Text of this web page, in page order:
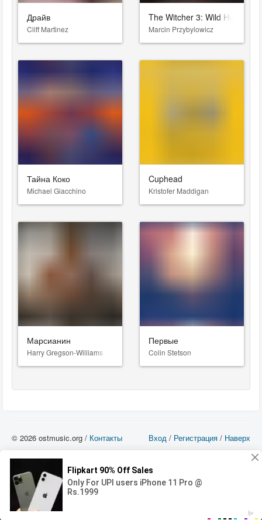
00:00
Драйв
Cliff Martinez
The Witcher 3: Wild Hunt
Marcin Przybylowicz
Тайна Коко
Michael Giacchino
Cuphead
Kristofer Maddigan
Марсианин
Harry Gregson-Williams
Первые
Colin Stetson
Вход / Регистрация / Наверх
© 2026 ostmusic.org / Контакты
можете использовать такие материалы только в том в случае, если
использование производится с ознакомительными целями - для прочих целей
вы должны приобрести лицензионную запись.